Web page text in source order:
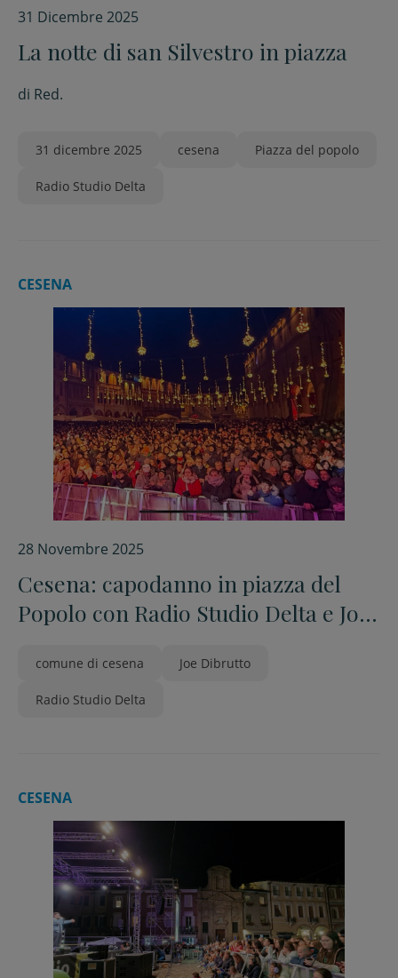
31 Dicembre 2025
La notte di san Silvestro in piazza
di Red.
31 dicembre 2025 cesena Piazza del popolo
Radio Studio Delta
CESENA
28 Novembre 2025
Cesena: capodanno in piazza del
Popolo con Radio Studio Delta e Joe
comune di cesena Joe Dibrutto
Radio Studio Delta
CESENA